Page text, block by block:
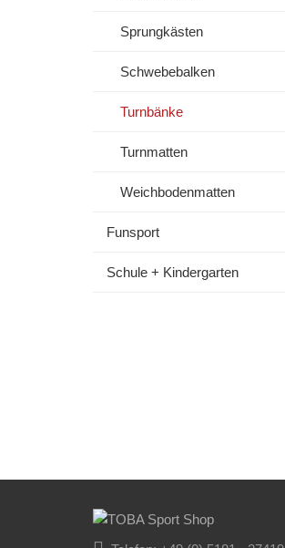
Sprungkästen
Schwebebalken
Turnbänke
Turnmatten
Weichbodenmatten
Funsport
Schule + Kindergarten